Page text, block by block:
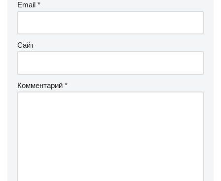
Email *
Сайт
Комментарий *